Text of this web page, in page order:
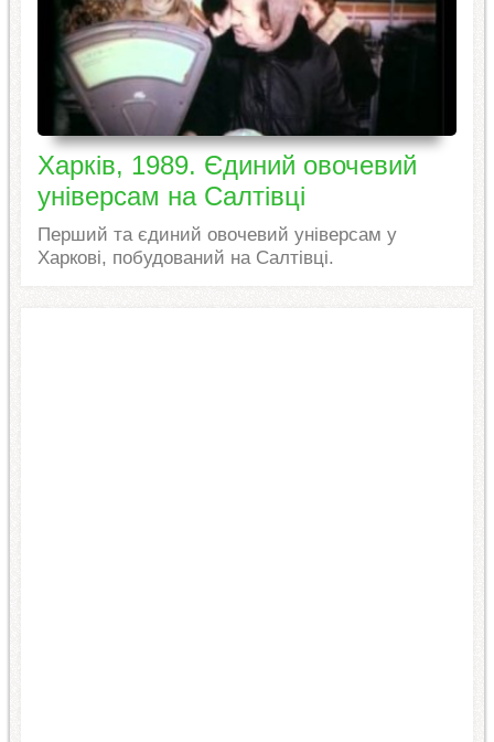
Харків, 1989. Єдиний овочевий
універсам на Салтівці
Перший та єдиний овочевий універсам у
Харкові, побудований на Салтівці.